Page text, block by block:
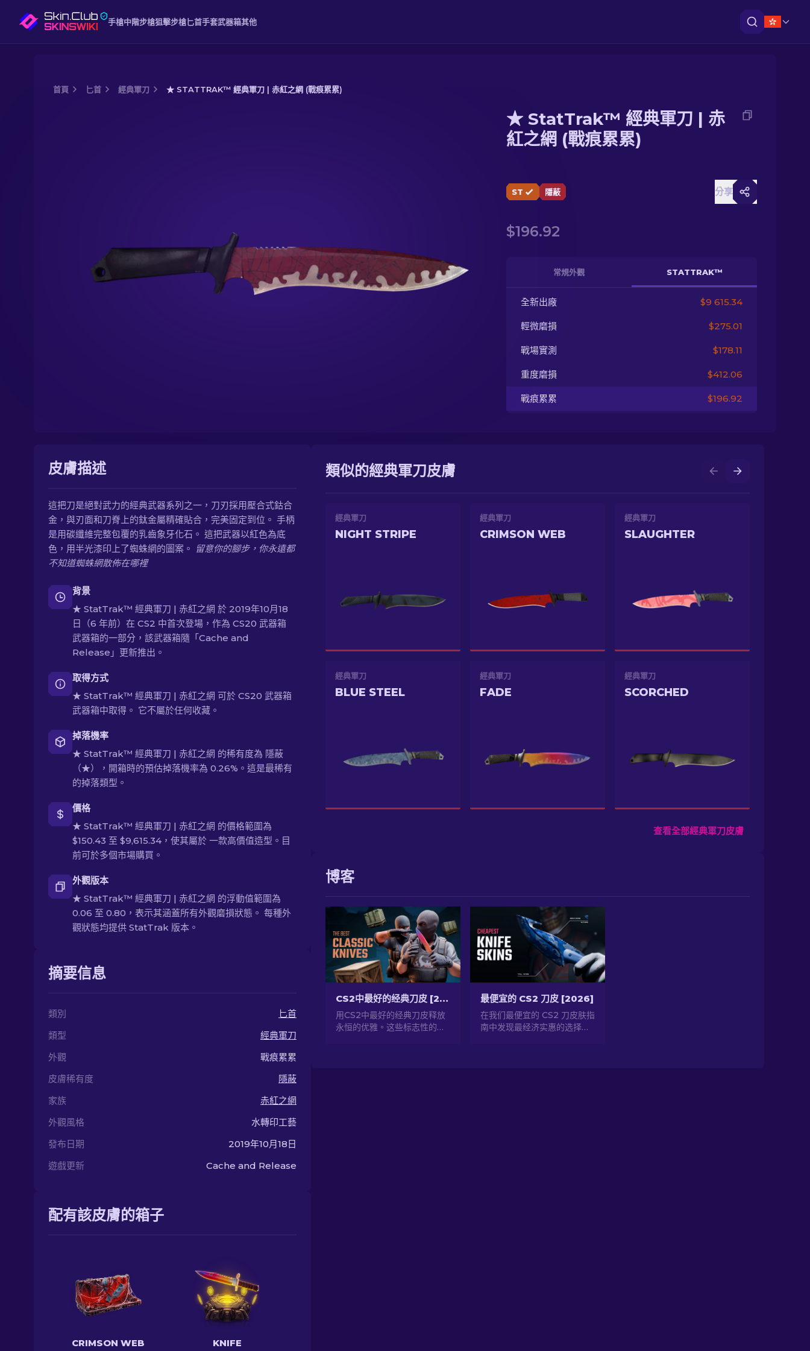
手槍中階步槍狙擊步槍 匕首手套武器箱其他
首頁 匕首 經典軍刀 ★ STATTRAK™ 經典軍刀 | 赤紅之網 (戰痕累累)
★ StatTrak™ 經典軍刀 | 赤
紅之網 (戰痕累累)
ST 隱蔽 分享
$196.92
常規外觀 STATTRAK™
全新出廠 $9 615.34
輕微磨損 $275.01
戰場實測 $178.11
重度磨損 $412.06
戰痕累累 $196.92
皮膚描述
這把刀是絕對武力的經典武器系列之一，刀刃採用壓合式鈷合
金，與刃面和刀脊上的鈦金屬精確貼合，完美固定到位。 手柄
是用碳纖維完整包覆的乳齒象牙化石。 這把武器以紅色為底
色，用半光漆印上了蜘蛛網的圖案。 留意你的腳步，你永遠都
不知道蜘蛛網散佈在哪裡
背景
★ StatTrak™ 經典軍刀 | 赤紅之網 於 2019年10月18
日（6 年前）在 CS2 中首次登場，作為 CS20 武器箱
武器箱的一部分，該武器箱隨「Cache and
Release」更新推出。
取得方式
★ StatTrak™ 經典軍刀 | 赤紅之網 可於 CS20 武器箱
武器箱中取得。 它不屬於任何收藏。
掉落機率
★ StatTrak™ 經典軍刀 | 赤紅之網 的稀有度為 隱蔽
（★），開箱時的預估掉落機率為 0.26%。這是最稀有
的掉落類型。
價格
★ StatTrak™ 經典軍刀 | 赤紅之網 的價格範圍為
$150.43 至 $9,615.34，使其屬於 一款高價值造型。目
前可於多個市場購買。
外觀版本
★ StatTrak™ 經典軍刀 | 赤紅之網 的浮動值範圍為
0.06 至 0.80，表示其涵蓋所有外觀磨損狀態。 每種外
觀狀態均提供 StatTrak 版本。
摘要信息
類別
匕首
類型
經典軍刀
外觀
戰痕累累
皮膚稀有度
隱蔽
家族
赤紅之網
外觀風格
水轉印工藝
發布日期
2019年10月18日
遊戲更新
Cache and Release
配有該皮膚的箱子
CRIMSON WEB KNIFE
類似的經典軍刀皮膚
經典軍刀
NIGHT STRIPE
經典軍刀
CRIMSON WEB
經典軍刀
SLAUGHTER
經典軍刀
BLUE STEEL
經典軍刀
FADE
經典軍刀
SCORCHED
查看全部經典軍刀皮膚
博客
CS2中最好的经典刀皮 [2026]
用CS2中最好的经典刀皮释放
永恒的优雅。这些标志性的设
最便宜的 CS2 刀皮 [2026]
在我们最便宜的 CS2 刀皮肤指
南中发现最经济实惠的选择，